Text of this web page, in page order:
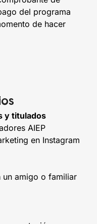
del programa
de hacer
y titulados
AIEP
en Instagram
un amigo o familiar